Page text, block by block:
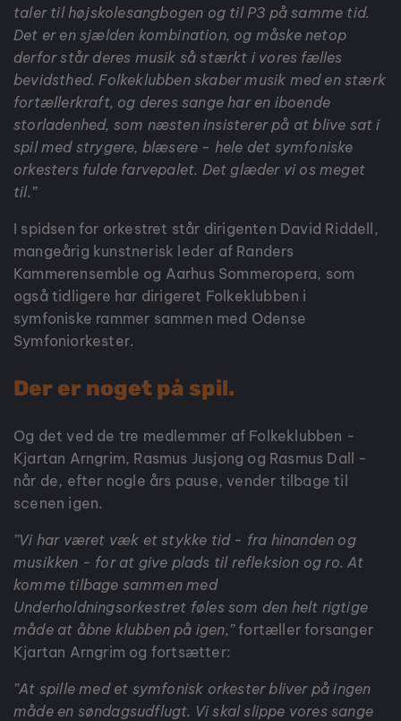
taler til højskolesangbogen og til P3 på samme tid.
Det er en sjælden kombination, og måske netop
derfor står deres musik så stærkt i vores fælles
bevidsthed. Folkeklubben skaber musik med en stærk
fortællerkraft, og deres sange har en iboende
storladenhed, som næsten insisterer på at blive sat i
spil med strygere, blæsere - hele det symfoniske
orkesters fulde farvepalet. Det glæder vi os meget
til.”
I spidsen for orkestret står dirigenten David Riddell,
mangeårig kunstnerisk leder af Randers
Kammerensemble og Aarhus Sommeropera, som
også tidligere har dirigeret Folkeklubben i
symfoniske rammer sammen med Odense
Symfoniorkester.
Der er noget på spil.
Og det ved de tre medlemmer af Folkeklubben -
Kjartan Arngrim, Rasmus Jusjong og Rasmus Dall -
når de, efter nogle års pause, vender tilbage til
scenen igen.
”Vi har været væk et stykke tid - fra hinanden og
musikken - for at give plads til refleksion og ro. At
komme tilbage sammen med
Underholdningsorkestret føles som den helt rigtige
måde at åbne klubben på igen,” fortæller forsanger
Kjartan Arngrim og fortsætter:
”At spille med et symfonisk orkester bliver på ingen
måde en søndagsudflugt. Vi skal slippe vores sange